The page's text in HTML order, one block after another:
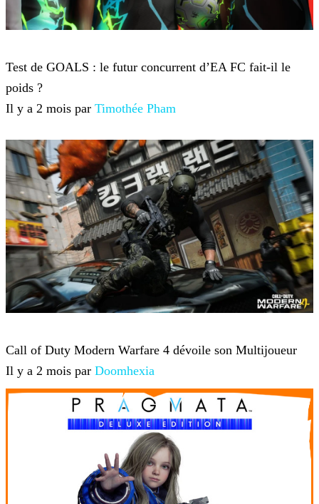
Test de GOALS : le futur concurrent d’EA FC fait-il le
poids ?
Il y a 2 mois par Timothée Pham
Call of Duty Modern Warfare 4 dévoile son Multijoueur
Il y a 2 mois par Doomhexia